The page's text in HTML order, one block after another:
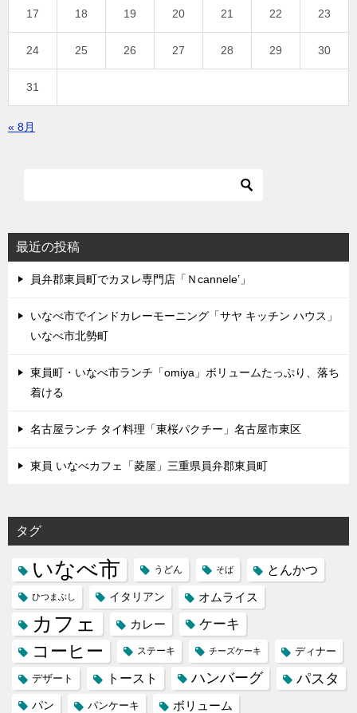
17 18 19 20 21 22 23
24 25 26 27 28 29 30
31
« 8月
最近の投稿
員弁郡東員町でカヌレ専門店「Ｎcannele’」
いなべ市でインドカレーモーニング「サヤ キッチン ハウス」
いなべ市北勢町
東員町・いなべ市ランチ「omiya」ボリュームたっぷり、落ち
着ける
名古屋ランチ タイ料理「東桜パクチー」名古屋市東区
東員 いなべカフェ「菱屋」三重県員弁郡東員町
タグ
いなべ市 うどん そば とんかつ
ひつまぶし イタリアン オムライス
カフェ カレー ケーキ
コーヒー ステーキ チーズケーキ ディナー
デザート トースト ハンバーグ パスタ
パン パンケーキ ボリューム